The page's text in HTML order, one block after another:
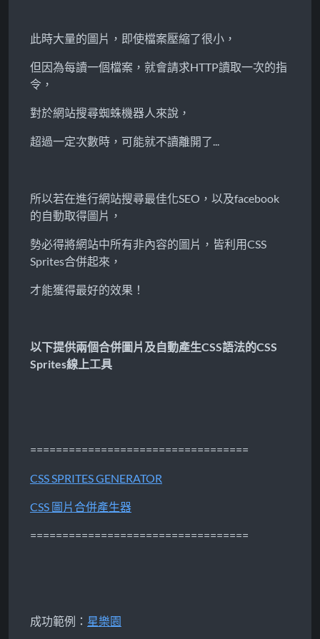
此時大量的圖片，即使檔案壓縮了很小，
但因為每讀一個檔案，就會請求HTTP讀取一次的指
令，
對於網站搜尋蜘蛛機器人來說，
超過一定次數時，可能就不讀離開了...
所以若在進行網站搜尋最佳化SEO，以及facebook
的自動取得圖片，
勢必得將網站中所有非內容的圖片，皆利用CSS
Sprites合併起來，
才能獲得最好的效果！
以下提供兩個合併圖片及自動產生CSS語法的CSS
Sprites線上工具
==================================
CSS SPRITES GENERATOR
CSS 圖片合併產生器
==================================
成功範例： 星樂園